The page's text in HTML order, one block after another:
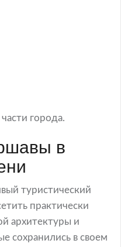
города.
в
туристический
практически
архитектуры и
сохранились в своем